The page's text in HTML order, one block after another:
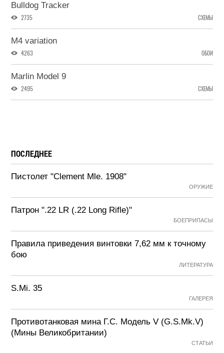
Bulldog Tracker
2735 СХЕМЫ
M4 variation
4263 ОБОИ
Marlin Model 9
2495 СХЕМЫ
ПОСЛЕДНЕЕ
Пистолет "Clement Mle. 1908"
ОРУЖИЕ
Патрон ".22 LR (.22 Long Rifle)"
БОЕПРИПАСЫ
Правила приведения винтовки 7,62 мм к точному
бою
ЛИТЕРАТУРА
S.Mi. 35
ГАЛЕРЕЯ
Противотанковая мина Г.С. Модель V (G.S.Mk.V)
(Мины Великобритании)
СТАТЬИ